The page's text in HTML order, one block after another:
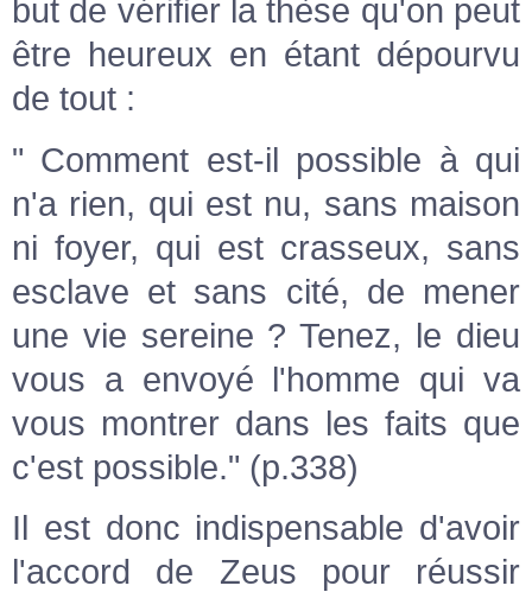
but de vérifier la thèse qu'on peut
être heureux en étant dépourvu
de tout :
" Comment est-il possible à qui
n'a rien, qui est nu, sans maison
ni foyer, qui est crasseux, sans
esclave et sans cité, de mener
une vie sereine ? Tenez, le dieu
vous a envoyé l'homme qui va
vous montrer dans les faits que
c'est possible." (p.338)
Il est donc indispensable d'avoir
l'accord de Zeus pour réussir